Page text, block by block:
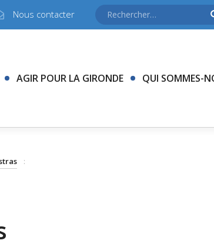
Nous contacter
AGIR POUR LA GIRONDE QUI SOMMES-
: